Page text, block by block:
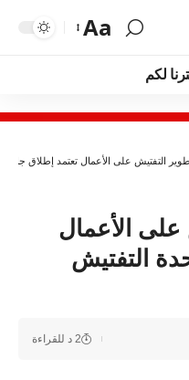
Aa
لكم
التفتيش على الأعمال تعتمد إطلاق
على الأعمال
التفتيش
2 د للقراءة